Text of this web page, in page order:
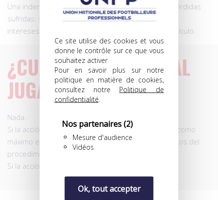
Ce site utilise des cookies et vous
donne le contrôle sur ce que vous
souhaitez activer
Pour en savoir plus sur notre
politique en matière de cookies,
consultez notre Politique de
confidentialité
Nos partenaires(2)
Mesure d'audience
Vidéos
Ok, tout accepter
Una indemnización económica proporcional a las pérdidas
sufridas: salarios, primas, oportunidades perdidas,
intereses… El tribunal determinará el método de cálculo.
¿CUÁNTO LE CUESTA AL
JUGADOR?
Nada.
Si la acción tiene éxito:Justice For Players
retendrá como
máximo el
de los daños concedidos + los gastos del
procedimiento.
Si la acción fracasa: el jugador no paga nada.